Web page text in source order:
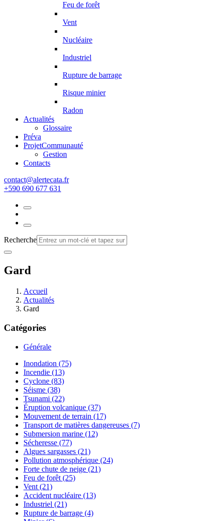
Feu de forêt
Vent
Nucléaire
Industriel
Rupture de barrage
Risque minier
Radon
Actualités
Glossaire
Préva
ProjetCommunauté
Gestion
Contacts
rf.atacetrela@tcatnoc
+590 690 677 631
Recherche
Gard
Accueil
Actualités
Gard
Catégories
Générale
Inondation (75)
Incendie (13)
Cyclone (83)
Séisme (38)
Tsunami (22)
Éruption volcanique (37)
Mouvement de terrain (17)
Transport de matières dangereuses (7)
Submersion marine (12)
Sécheresse (77)
Algues sargasses (21)
Pollution atmosphérique (24)
Forte chute de neige (21)
Feu de forêt (25)
Vent (21)
Accident nucléaire (13)
Industriel (21)
Rupture de barrage (4)